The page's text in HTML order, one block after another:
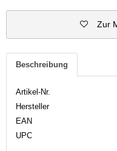
Zur
Beschreibung
Artikel-Nr.
Hersteller
EAN
UPC